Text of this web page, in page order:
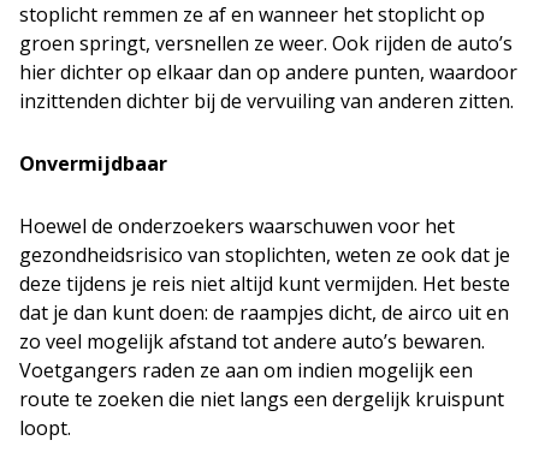
stoplicht remmen ze af en wanneer het stoplicht op
groen springt, versnellen ze weer. Ook rijden de auto’s
hier dichter op elkaar dan op andere punten, waardoor
inzittenden dichter bij de vervuiling van anderen zitten.
Onvermijdbaar
Hoewel de onderzoekers waarschuwen voor het
gezondheidsrisico van stoplichten, weten ze ook dat je
deze tijdens je reis niet altijd kunt vermijden. Het beste
dat je dan kunt doen: de raampjes dicht, de airco uit en
zo veel mogelijk afstand tot andere auto’s bewaren.
Voetgangers raden ze aan om indien mogelijk een
route te zoeken die niet langs een dergelijk kruispunt
loopt.